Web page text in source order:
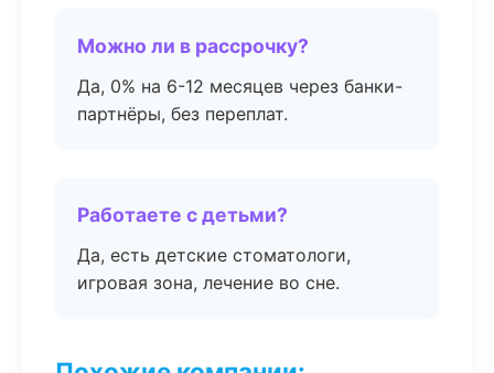
Можно ли в рассрочку?
Да, 0% на 6-12 месяцев через банки-
партнёры, без переплат.
Работаете с детьми?
Да, есть детские стоматологи,
игровая зона, лечение во сне.